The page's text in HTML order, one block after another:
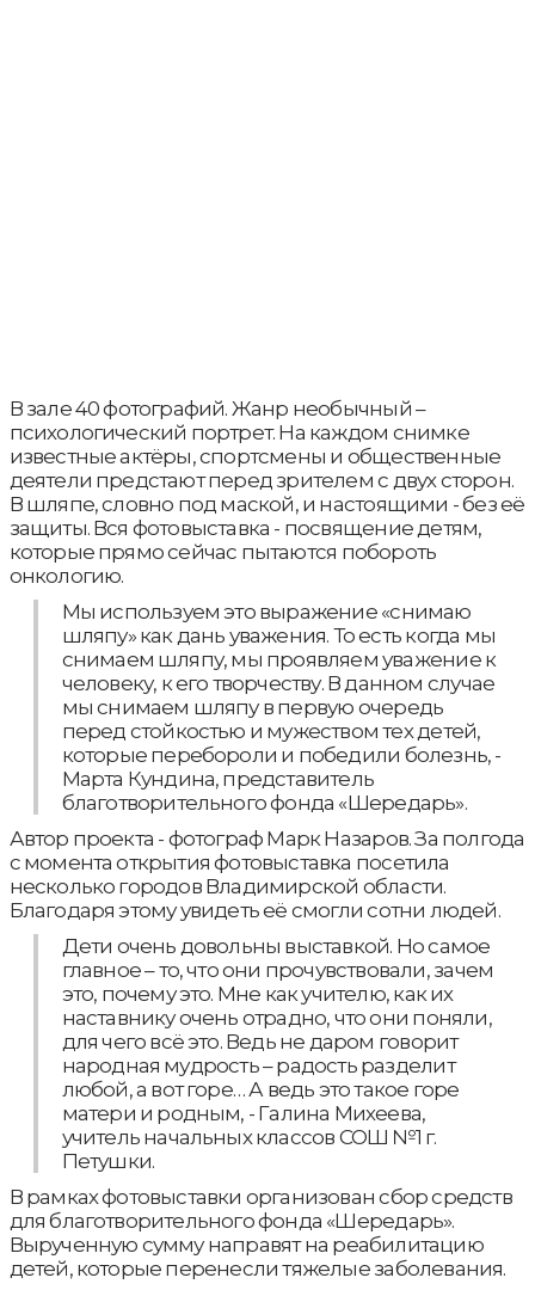
В зале 40 фотографий. Жанр необычный –
психологический портрет. На каждом снимке
известные актёры, спортсмены и общественные
деятели предстают перед зрителем с двух сторон.
В шляпе, словно под маской, и настоящими - без её
защиты. Вся фотовыставка - посвящение детям,
которые прямо сейчас пытаются побороть
онкологию.
Мы используем это выражение «снимаю
шляпу» как дань уважения. То есть когда мы
снимаем шляпу, мы проявляем уважение к
человеку, к его творчеству. В данном случае
мы снимаем шляпу в первую очередь
перед стойкостью и мужеством тех детей,
которые перебороли и победили болезнь, -
Марта Кундина, представитель
благотворительного фонда «Шередарь».
Автор проекта - фотограф Марк Назаров. За полгода
с момента открытия фотовыставка посетила
несколько городов Владимирской области.
Благодаря этому увидеть её смогли сотни людей.
Дети очень довольны выставкой. Но самое
главное – то, что они прочувствовали, зачем
это, почему это. Мне как учителю, как их
наставнику очень отрадно, что они поняли,
для чего всё это. Ведь не даром говорит
народная мудрость – радость разделит
любой, а вот горе… А ведь это такое горе
матери и родным, - Галина Михеева,
учитель начальных классов СОШ №1 г.
Петушки.
В рамках фотовыставки организован сбор средств
для благотворительного фонда «Шередарь».
Вырученную сумму направят на реабилитацию
детей, которые перенесли тяжелые заболевания.